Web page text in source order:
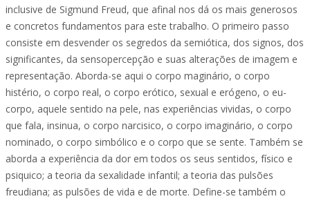
inclusive de Sigmund Freud, que afinal nos dá os mais generosos
e concretos fundamentos para este trabalho. O primeiro passo
consiste em desvender os segredos da semiótica, dos signos, dos
significantes, da sensopercepção e suas alterações de imagem e
representação. Aborda-se aqui o corpo maginário, o corpo
histério, o corpo real, o corpo erótico, sexual e erógeno, o eu-
corpo, aquele sentido na pele, nas experiências vividas, o corpo
que fala, insinua, o corpo narcisico, o corpo imaginário, o corpo
nominado, o corpo simbólico e o corpo que se sente. Também se
aborda a experiência da dor em todos os seus sentidos, físico e
psiquico; a teoria da sexalidade infantil; a teoria das pulsões
freudiana; as pulsões de vida e de morte. Define-se também o